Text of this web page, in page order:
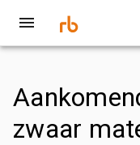
zwaar